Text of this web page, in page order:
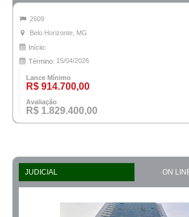
2609
Belo Horizonte, MG
Início:
Término: 15/04/2026
Lance Mínimo
R$ 914.700,00
Avaliação
R$ 1.829.400,00
JUDICIAL ON